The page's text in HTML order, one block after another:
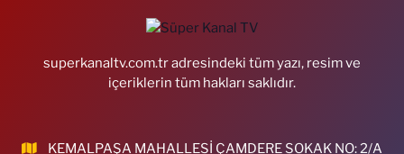
superkanaltv.com.tr adresindeki tüm yazı, resim ve
içeriklerin tüm hakları saklıdır.
KEMALPAŞA MAHALLESİ ÇAMDERE SOKAK NO: 2/A